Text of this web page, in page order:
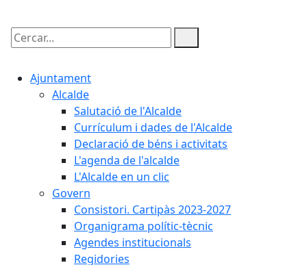
Cercar:
Ajuntament
Alcalde
Salutació de l'Alcalde
Currículum i dades de l'Alcalde
Declaració de béns i activitats
L'agenda de l'alcalde
L'Alcalde en un clic
Govern
Consistori. Cartipàs 2023-2027
Organigrama polític-tècnic
Agendes institucionals
Regidories